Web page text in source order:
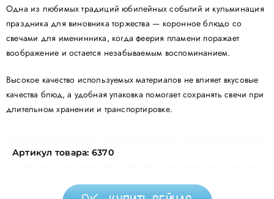
Одна из любимых традиций юбилейных событий и кульминация
праздника для виновника торжества — коронное блюдо со
свечами для именинника, когда феерия пламени поражает
воображение и остается незабываемым воспоминанием.
Высокое качество используемых материалов не влияет вкусовые
качества блюд, а удобная упаковка помогает сохранять свечи при
длительном хранении и транспортировке.
Артикул товара: 6370